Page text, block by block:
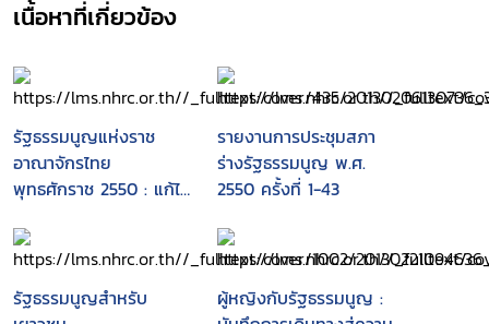
เนื้อหาที่เกี่ยวข้อง
รัฐธรรมนูญแห่งราช
อาณาจักรไทย
พุทธศักราช 2550 : แก้ไข
พุทธศักราช 2550
รายงานการประชุมสภา
ร่างรัฐธรรมนูญ พ.ศ.
2550 ครั้งที่ 1-43
รัฐธรรมนูญสำหรับ
ผู้หญิงกับรัฐธรรมนูญ :